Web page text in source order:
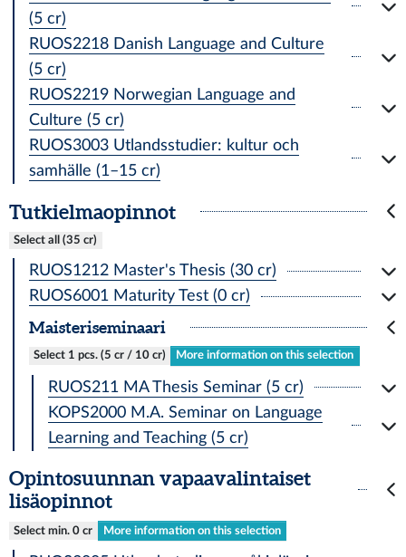
(5 cr)
RUOS2218 Danish Language and Culture
(5 cr)
RUOS2219 Norwegian Language and
Culture (5 cr)
RUOS3003 Utlandsstudier: kultur och
samhälle (1–15 cr)
Tutkielmaopinnot
Select all (35 cr)
RUOS1212 Master's Thesis (30 cr)
RUOS6001 Maturity Test (0 cr)
Maisteriseminaari
Select 1 pcs. (5 cr / 10 cr) More information on this selection
RUOS211 MA Thesis Seminar (5 cr)
KOPS2000 M.A. Seminar on Language
Learning and Teaching (5 cr)
Opintosuunnan vapaavalintaiset
lisäopinnot
Select min. 0 cr More information on this selection